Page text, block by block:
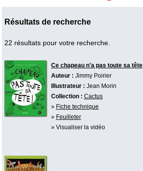
Résultats de recherche
22 résultats pour votre recherche.
Ce chapeau n'a pas toute sa tête
Auteur : Jimmy Poirier
Illustrateur : Jean Morin
Collection : Cactus
» Fiche technique
» Feuilleter
» Visualiser la vidéo